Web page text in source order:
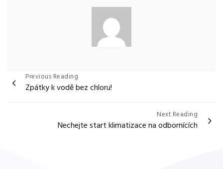
Navigace
pro
Previous Reading
Zpátky k vodě bez chloru!
Next Reading
Nechejte start klimatizace na odbornících